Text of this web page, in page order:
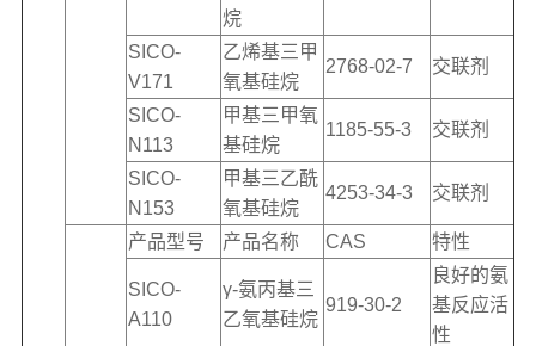
烷
SICO-
V171
乙烯基三甲
氧基硅烷
2768-02-7 交联剂
SICO-
N113
甲基三甲氧
基硅烷
1185-55-3 交联剂
SICO-
N153
甲基三乙酰
氧基硅烷
4253-34-3 交联剂
产品型号 产品名称 CAS 特性
SICO-
A110
γ-氨丙基三
乙氧基硅烷
919-30-2
良好的氨
基反应活
性